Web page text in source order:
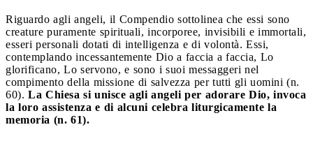
Riguardo agli angeli, il Compendio sottolinea che essi sono
creature puramente spirituali, incorporee, invisibili e immortali,
esseri personali dotati di intelligenza e di volontà. Essi,
contemplando incessantemente Dio a faccia a faccia, Lo
glorificano, Lo servono, e sono i suoi messaggeri nel
compimento della missione di salvezza per tutti gli uomini (n.
60). La Chiesa si unisce agli angeli per adorare Dio, invoca
la loro assistenza e di alcuni celebra liturgicamente la
memoria (n. 61).